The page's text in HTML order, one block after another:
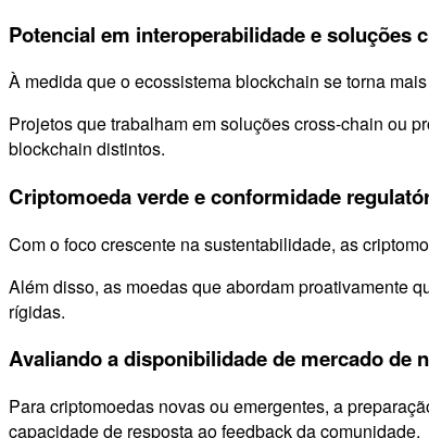
Potencial em interoperabilidade e soluções
À medida que o ecossistema blockchain se torna
Projetos que trabalham em soluções cross-chain ou
blockchain distintos.
Criptomoeda verde e conformidade
Com o foco crescente na sustentabilidade, as
Além disso, as moedas que abordam proativamente
rígidas.
Avaliando a disponibilidade de mercado de
Para criptomoedas novas ou emergentes, a
capacidade de resposta ao feedback da comunidade.